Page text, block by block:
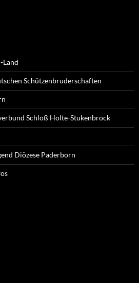
Land
Schützenbruderschaften
Schloß Holte-Stukenbrock
Diözese Paderborn